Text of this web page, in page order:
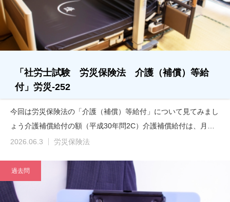
「社労士試験 労災保険法 介護（補償）等給
付」労災-252
今回は労災保険法の「介護（補償）等給付」について見てみまし
ょう介護補償給付の額（平成30年問2C）介護補償給付は、月…
2026.06.3
労災保険法
過去問